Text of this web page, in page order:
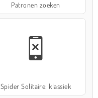
Patronen zoeken
Spider Solitaire: klassiek